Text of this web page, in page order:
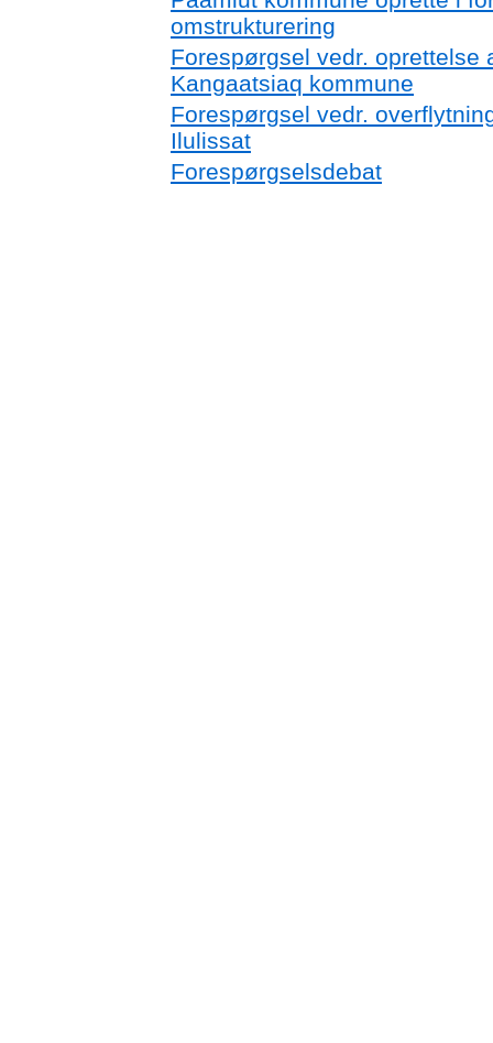
omstrukturering
Forespørgsel vedr. oprettelse
Kangaatsiaq kommune
Forespørgsel vedr.
Ilulissat
Forespørgselsdebat